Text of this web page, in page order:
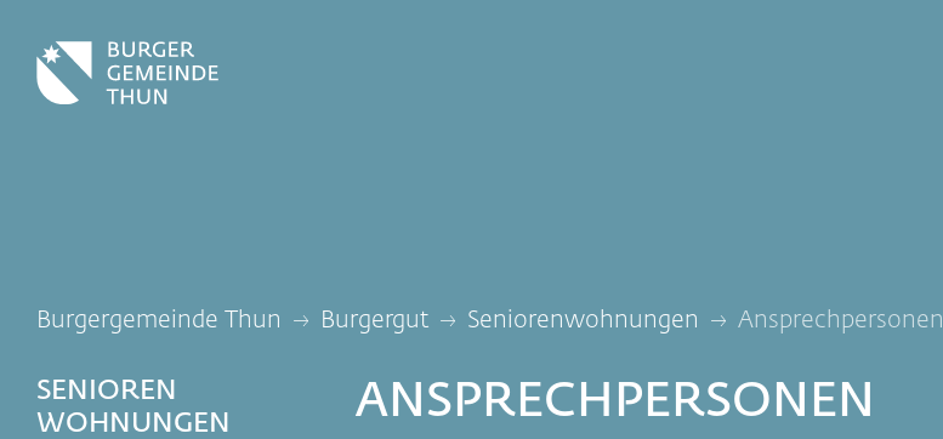
Burgergemeinde Thun Burger gut Seniorenwohnungen Ansprechpersonen
SENIOREN
WOHNUNGEN
ANSPRECHPERSONEN